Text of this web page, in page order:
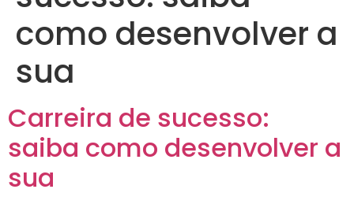
como desenvolver a
sua
Carreira de sucesso:
saiba como desenvolver a
sua